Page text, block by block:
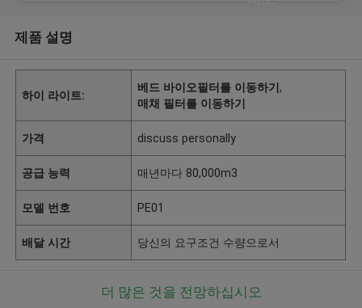
제품 설명
하이 라이트:
베드 바이오필터를 이동하기,
매채 필터를 이동하기
가격 discuss personally
공급 능력 매년마다 80,000m3
모델 번호 PE01
배달 시간 당신의 요구조건 수량으로서
더 많은 것을 전망하십시오